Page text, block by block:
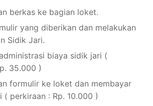
berkas ke bagian loket.
yang diberikan dan melakukan
Sidik Jari.
biaya sidik jari (
35.000 )
formulir ke loket dan membayar
( perkiraan : Rp. 10.000 )